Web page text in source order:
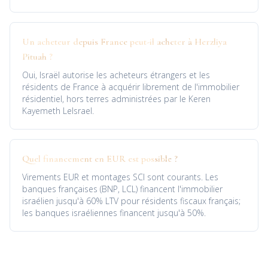
Un acheteur depuis France peut-il acheter à Herzliya
Pituah ?
Oui, Israël autorise les acheteurs étrangers et les
résidents de France à acquérir librement de l'immobilier
résidentiel, hors terres administrées par le Keren
Kayemeth LeIsrael.
Quel financement en EUR est possible ?
Virements EUR et montages SCI sont courants. Les
banques françaises (BNP, LCL) financent l'immobilier
israélien jusqu'à 60% LTV pour résidents fiscaux français;
les banques israéliennes financent jusqu'à 50%.